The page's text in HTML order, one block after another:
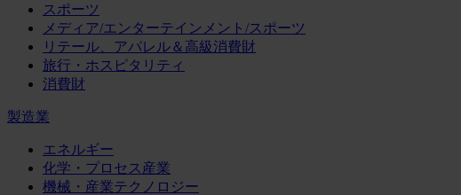
スポーツ
メディア/エンターテインメント/スポーツ
リテール、アパレル＆高級消費財
旅行・ホスピタリティ
消費財
製造業
エネルギー
化学・プロセス産業
機械・産業テクノロジー